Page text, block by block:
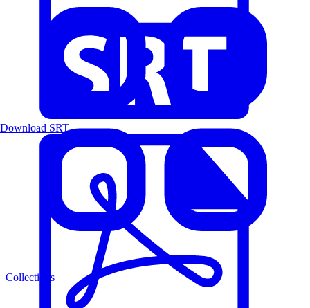
Collections
Download SRT